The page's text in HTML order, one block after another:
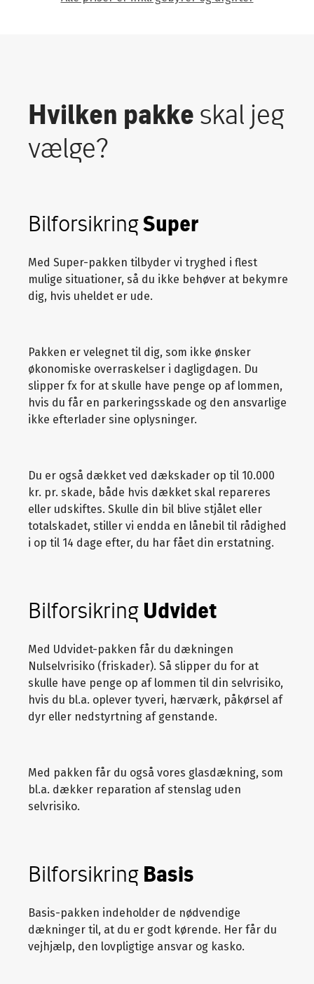
Hvilken pakke skal jeg
vælge?
BilforsikringSuper
Med Super-pakken tilbyder vi tryghed i flest
mulige situationer, så du ikke behøver at bekymre
dig, hvis uheldet er ude.
Pakken er velegnet til dig, som ikke ønsker
økonomiske overraskelser i dagligdagen. Du
slipper fx for at skulle have penge op af lommen,
hvis du får en parkeringsskade og den ansvarlige
ikke efterlader sine oplysninger.
Du er også dækket ved dækskader op til 10.000
kr. pr. skade, både hvis dækket skal repareres
eller udskiftes. Skulle din bil blive stjålet eller
totalskadet, stiller vi endda en lånebil til rådighed
i op til 14 dage efter, du har fået din erstatning.
Bilforsikring Udvidet
Med Udvidet-pakken får du dækningen
Nulselvrisiko (friskader). Så slipper du for at
skulle have penge op af lommen til din selvrisiko,
hvis du bl.a. oplever tyveri, hærværk, påkørsel af
dyr eller nedstyrtning af genstande.
Med pakken får du også vores glasdækning, som
bl.a. dækker reparation af stenslag uden
selvrisiko.
Bilforsikring Basis
Basis-pakken indeholder de nødvendige
dækninger til, at du er godt kørende. Her får du
vejhjælp, den lovpligtige ansvar og kasko.